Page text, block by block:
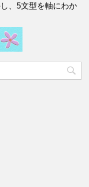
、5文型を軸にわか